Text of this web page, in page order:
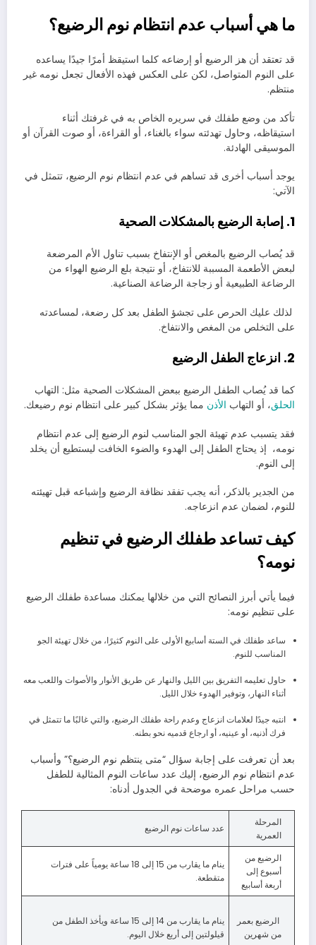
ما هي أسباب عدم انتظام نوم الرضيع؟
قد تعتقد أن هز الرضيع أو إرضاعه كلما استيقظ أمرًا جيدًا يساعده
على النوم المتواصل، لكن على العكس فهذه الأفعال تجعل نومه غير
منتظم.
تأكد من وضع طفلك في سريره الخاص به في غرفتك أثناء
استيقاظه، وحاول تهدئته سواء بالغناء، أو القراءة، أو صوت القرآن أو
الموسيقى الهادئة.
يوجد أسباب أخرى قد تساهم في عدم انتظام نوم الرضيع، تتمثل في
الآتي:
1. إصابة الرضيع بالمشكلات الصحية
قد يُصاب الرضيع بالمغص أو الإنتفاخ بسبب تناول الأم المرضعة
لبعض الأطعمة المسببة للانتفاخ، أو نتيجة بلع الرضيع الهواء من
الرضاعة الطبيعية أو زجاجة الرضاعة الصناعية.
لذلك عليك الحرص على تجشؤ الطفل بعد كل رضعة، لمساعدته
على التخلص من المغص والانتفاخ.
2. انزعاج الطفل الرضيع
كما قد يُصاب الطفل الرضيع ببعض المشكلات الصحية مثل: التهاب
الحلق، أو التهاب الأذن مما يؤثر بشكل كبير على انتظام نوم رضيعك.
فقد يتسبب عدم تهيئة الجو المناسب لنوم الرضيع إلى عدم انتظام
نومه، إذ يحتاج الطفل إلى الهدوء والضوء الخافت ليستطيع أن يخلد
إلى النوم.
من الجدير بالذكر، أنه يجب تفقد نظافة الرضيع وإشباعه قبل تهيئته
للنوم، لضمان عدم انزعاجه.
كيف تساعد طفلك الرضيع في تنظيم
نومه؟
فيما يأتي أبرز النصائح التي من خلالها يمكنك مساعدة طفلك الرضيع
على تنظيم نومه:
ساعد طفلك في الستة أسابيع الأولى على النوم كثيرًا، من خلال تهيئة الجو
المناسب للنوم.
حاول تعليمه التفريق بين الليل والنهار عن طريق الأنوار والأصوات واللعب معه
أثناء النهار، وتوفير الهدوء خلال الليل.
انتبه جيدًا لعلامات انزعاج وعدم راحة طفلك الرضيع، والتي غالبًا ما تتمثل في
فرك أذنيه، أو عينيه، أو ارجاع قدميه نحو بطنه.
بعد أن تعرفت على إجابة سؤال “متى ينتظم نوم الرضيع؟” وأسباب
عدم انتظام نوم الرضيع، إليك عدد ساعات النوم المثالية للطفل
حسب مراحل عمره موضحة في الجدول أدناه:
المرحلة
العمرية
عدد ساعات نوم الرضيع
الرضيع من
أسبوع إلى
أربعة أسابيع
ينام ما يقارب من 15 إلى 18 ساعة يومياً على فترات
متقطعة.
الرضيع بعمر
من شهرين
ينام ما يقارب من 14 إلى 15 ساعة ويأخذ الطفل من
قيلولتين إلى أربع خلال اليوم.